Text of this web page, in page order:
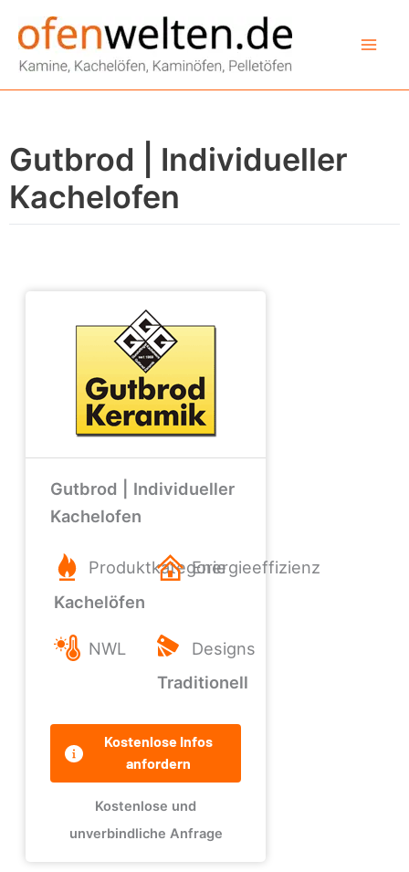
Inhalt
springen
Gutbrod | Individueller
Kachelofen
Gutbrod | Individueller
Kachelofen
Produktkategorie
Kachelöfen
Energieeffizienz
NWL
Designs
Traditionell
Kostenlose Infos
anfordern
Kostenlose und
unverbindliche Anfrage